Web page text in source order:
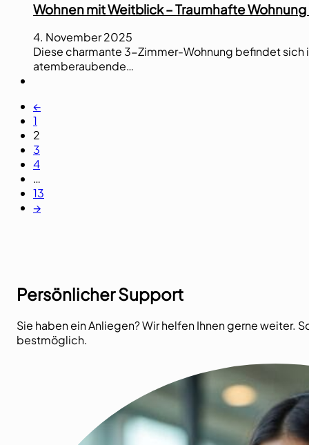
Wohnen mit Weitblick – Traumhafte
4. November 2025
Diese charmante 3-Zimmer-Wohnung befindet sich
atemberaubende…
←
1
2
3
4
…
13
→
Persönlicher Support
Sie haben ein Anliegen? Wir helfen Ihnen gerne weiter.
bestmöglich.